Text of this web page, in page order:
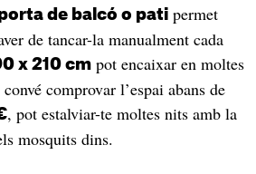
de balcó o patipermet
de tancar-la manualment cada
x 210 cmpot encaixar en moltes
comprovar l’espai abans de
, pot estalviar-te moltes nits amb la
mosquits dins.